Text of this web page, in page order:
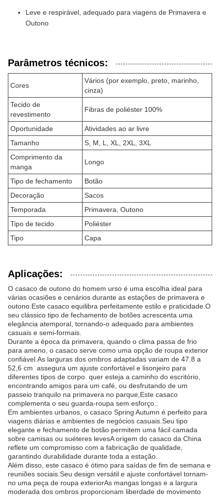
Leve e respirável, adequado para viagens de Primavera e
Outono
Parâmetros técnicos:
Cores
Vários (por exemplo, preto, marinho,
cinza)
Tecido de
revestimento
Fibras de poliéster 100%
Oportunidade
Atividades ao ar livre
Tamanho
S, M, L, XL, 2XL, 3XL
Comprimento da
manga
Longo
Tipo de fechamento
Botão
Decoração
Sacos
Temporada
Primavera, Outono
Tipo de tecido
Poliéster
Tipo
Capa
Aplicações:
O casaco de outono do homem urso é uma escolha ideal para
várias ocasiões e cenários durante as estações de primavera e
outono.Este casaco equilibra perfeitamente estilo e praticidade.O
seu clássico tipo de fechamento de botões acrescenta uma
elegância atemporal, tornando-o adequado para ambientes
casuais e semi-formais.
Durante a época da primavera, quando o clima passa de frio
para ameno, o casaco serve como uma opção de roupa exterior
confiável.As larguras dos ombros adaptadas variam de 47.8 a
52,6 cm ̇ assegura um ajuste confortável e lisonjeiro para
diferentes tipos de corpo. quer esteja a caminho do escritório,
encontrando amigos para um café, ou desfrutando de um
passeio tranquilo na primavera no parque,Este casaco
complementa o seu guarda-roupa sem esforço..
Em ambientes urbanos, o casaco Spring Autumn é perfeito para
viagens diárias e ambientes de negócios casuais.Seu tipo
elegante e fechamento de botão permitem uma fácil camada
sobre camisas ou suéteres levesA origem do casaco da China
reflete um compromisso com a fabricação de qualidade,
garantindo durabilidade durante toda a estação.
Além disso, este casaco é ótimo para saídas de fim de semana e
reuniões sociais.Seu design versátil e ajuste confortável tornam-
no uma peça de roupa exteriorAs mangas longas e a largura
moderada dos ombros proporcionam liberdade de movimento